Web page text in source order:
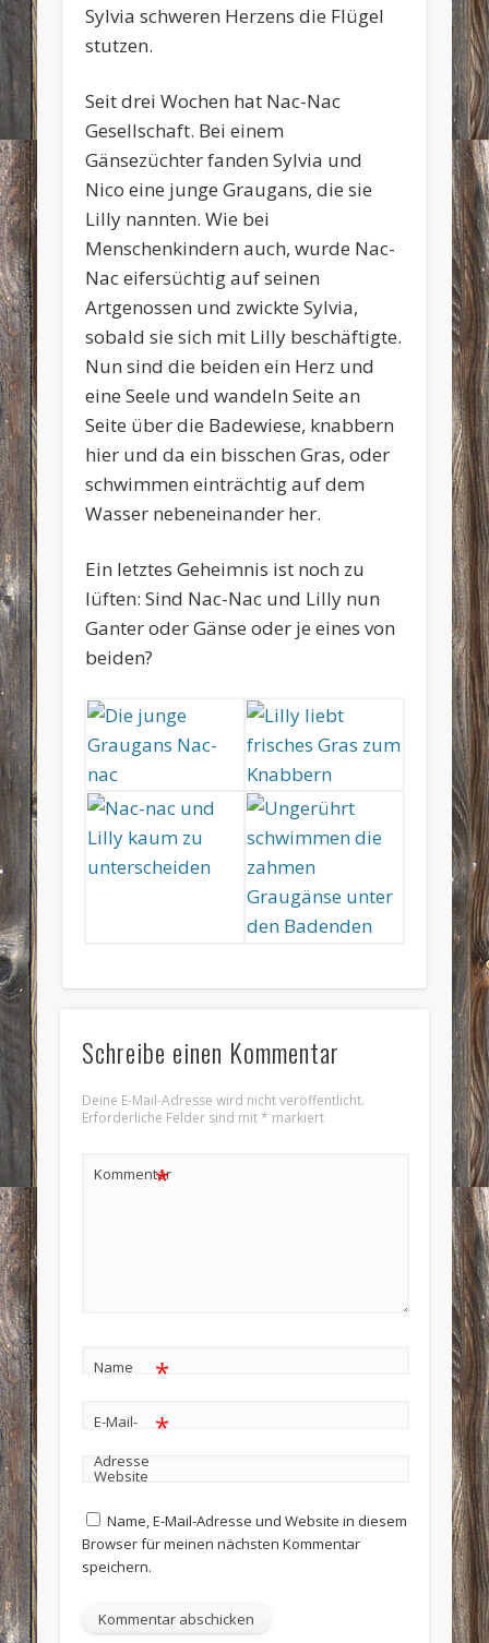
Sylvia schweren Herzens die Flügel
stutzen.
Seit drei Wochen hat Nac-Nac
Gesellschaft. Bei einem
Gänsezüchter fanden Sylvia und
Nico eine junge Graugans, die sie
Lilly nannten. Wie bei
Menschenkindern auch, wurde Nac-
Nac eifersüchtig auf seinen
Artgenossen und zwickte Sylvia,
sobald sie sich mit Lilly beschäftigte.
Nun sind die beiden ein Herz und
eine Seele und wandeln Seite an
Seite über die Badewiese, knabbern
hier und da ein bisschen Gras, oder
schwimmen einträchtig auf dem
Wasser nebeneinander her.
Ein letztes Geheimnis ist noch zu
lüften: Sind Nac-Nac und Lilly nun
Ganter oder Gänse oder je eines von
beiden?
Schreibe einen Kommentar
Deine E-Mail-Adresse wird nicht veröffentlicht.
Erforderliche Felder sind mit* markiert
Kommentar
*
Name *
E-Mail-
Adresse
*
Website
Name, E-Mail-Adresse und Website in diesem
Browser für meinen nächsten Kommentar
speichern.